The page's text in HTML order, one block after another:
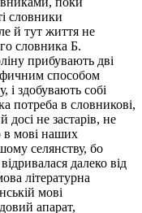
словники
й тут життя не
словника Б.
прибувають дві
способом
і здобувають собі
потреба в словникові,
не застарів, не
в мові наших
селянству, бо
далеко від
літературна
мові
апарат,